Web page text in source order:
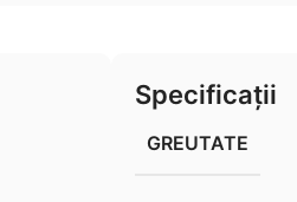
Specificații
GREUTATE